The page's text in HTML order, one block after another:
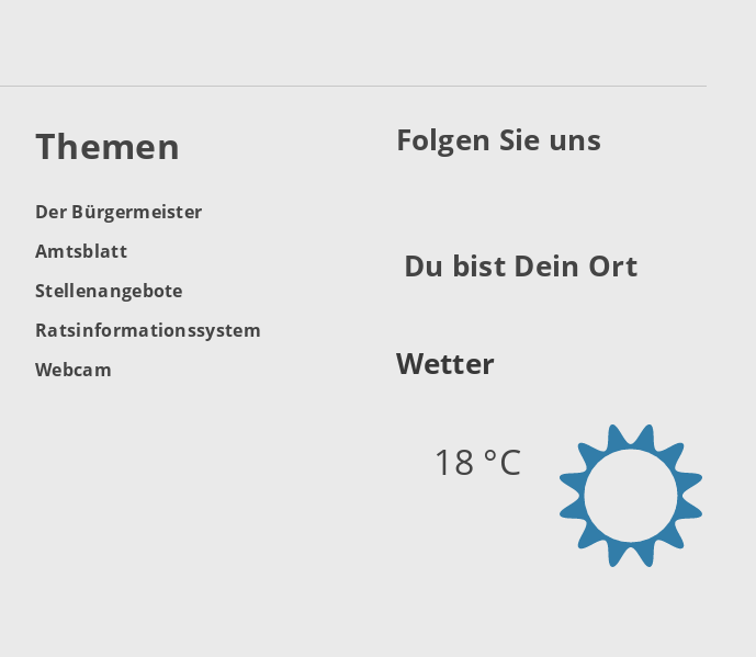
Themen
Der Bürgermeister
Amtsblatt
Stellenangebote
Ratsinformationssystem
Webcam
Folgen Sie uns
Du bist Dein Ort
Wetter
18 °C